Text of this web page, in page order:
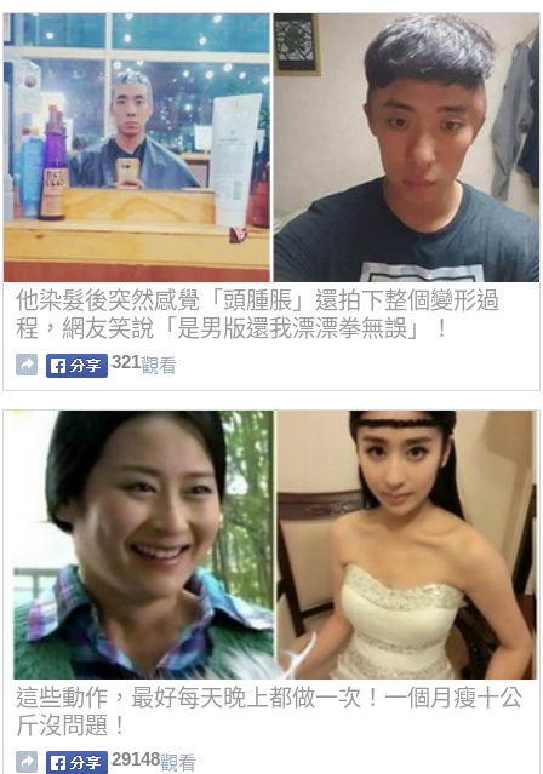
他染髮後突然感覺「頭腫脹」還拍下整個變形過
程，網友笑說「是男版還我漂漂拳無誤」！
321觀看
這些動作，最好每天晚上都做一次！一個月瘦十公
斤沒問題！
29148觀看